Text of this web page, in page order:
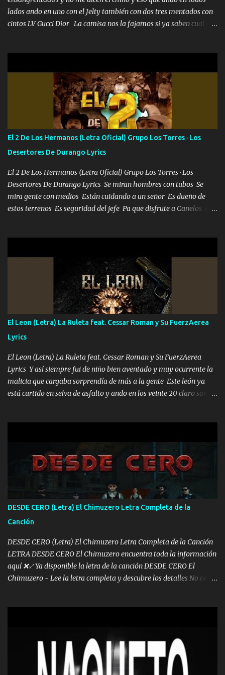
lados ando en uno con el Jelty también con dos tres mentados con
cintos LV Gucci Dior La camisa nos la fajamos si ya saben cual es
estándares 110 mil records de pistas no me falta mucho para
verme en las revistas Ya pasé Italia Japón Madrid Milán y también
Francia ropa de 100.000 bolas Louis vuitton es mi fragancia
repleta de presidentes la bolsa estoy en mi pic si no se han dado
cuenta chequeen gráficas del kitch
El 2 De Los Hermanos (Letra Oficial) Grupo Los Torres · Los
Desertores De Durango Lyrics
El 2 De Los Hermanos (Letra Oficial) Grupo Los Torres · Los
Desertores De Durango Lyrics Se miran hombres con tubos Se
mira gente con medios Están cuidando a un señor Es dueño de
estos terrenos Es seguridad del jefe Pa que disfrute a Canelos Es
ni tampoco las mujeres porque es platica de grandes por eso hay
que estar alegres doy las instrucciones para atender los deberes
Música Si es que salta algún problema de confianza tengo gente
ahí está el Hombre Cuarenta y también Pariente 7 arreglan
cualquier problema no más es cuestión que ordené NOS HACE
FALTA UN HERMANO DE CLAVE ERA EL 24 SIEMPRE FUE UN
HOMBRE VALIENTE POR ALGO M'URIÓ PELEAND0 SIEMPRE
VIO POR LA FAMILIA PARA QUE SIGA EL LEGADO Es el DOS de
los HERMANOS un cerebro inteligente y com...
El Leon (Letra) La Ruleta feat. Cessar Roman y Su FuerzAerea
Lyrics
El Leon (Letra) La Ruleta feat. Cessar Roman y Su FuerzAerea
Lyrics Y así siempre fui de niño bien aventado y muy ocurrente la
malicia que cargaba sorprendía de más a la gente Este león ya
está curtido en selva de asfalto y ando en los veinte 20 claro son
pa más pues hay charola les voy a dar hasta topar pues no hay de
otra Música Surcando bien mi camino voy por mi línea no veo a
los lados aquel que no corre vuela no se me duerm voy chicoteado
Ya pasé varias hazañas ya tienen rato que me agarran el colmillo
de este León los estatales no sé esperaron Al tiro esta la PrimiZa
también la nueve que cargo al lado doy la mano al que su amigo y
al traicionero damos pa abajo Y No me paran aquí hay pa más
pues hay charola les voy a dar hasta topar pues no hay de otra...
DESDE CERO (Letra) El Chimuzero Letra Completa de la
Canción
DESDE CERO (Letra) El Chimuzero Letra Completa de la Canción
LETRA DESDE CERO El Chimuzero encuentra toda la información
aquí ❌♐ Ya disponible la letra de la canción DESDE CERO El
Chimuzero - Lee la letra completa y descubre los detalles No nací
❌ www.elnorteduro.com ❌ Yo No limito los Sueños , si no existe
Uno pues Hallamos Modos , Si me caigo me Levanto, Aprendo Del
Error Y me sacudo El Lodo ❌ www.elnorteduro.com ❌ El Dinero